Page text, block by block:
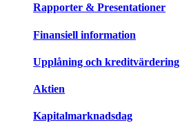
Rapporter & Presentationer
Finansiell information
Upplåning och kreditvärdering
Aktien
Kapitalmarknadsdag